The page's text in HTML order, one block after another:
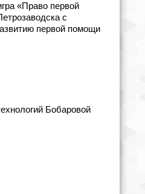
«Право первой
с
первой помощи
Бобаровой